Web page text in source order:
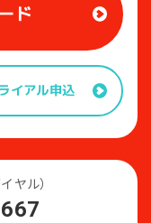
ド
イアル申込
ヤル）